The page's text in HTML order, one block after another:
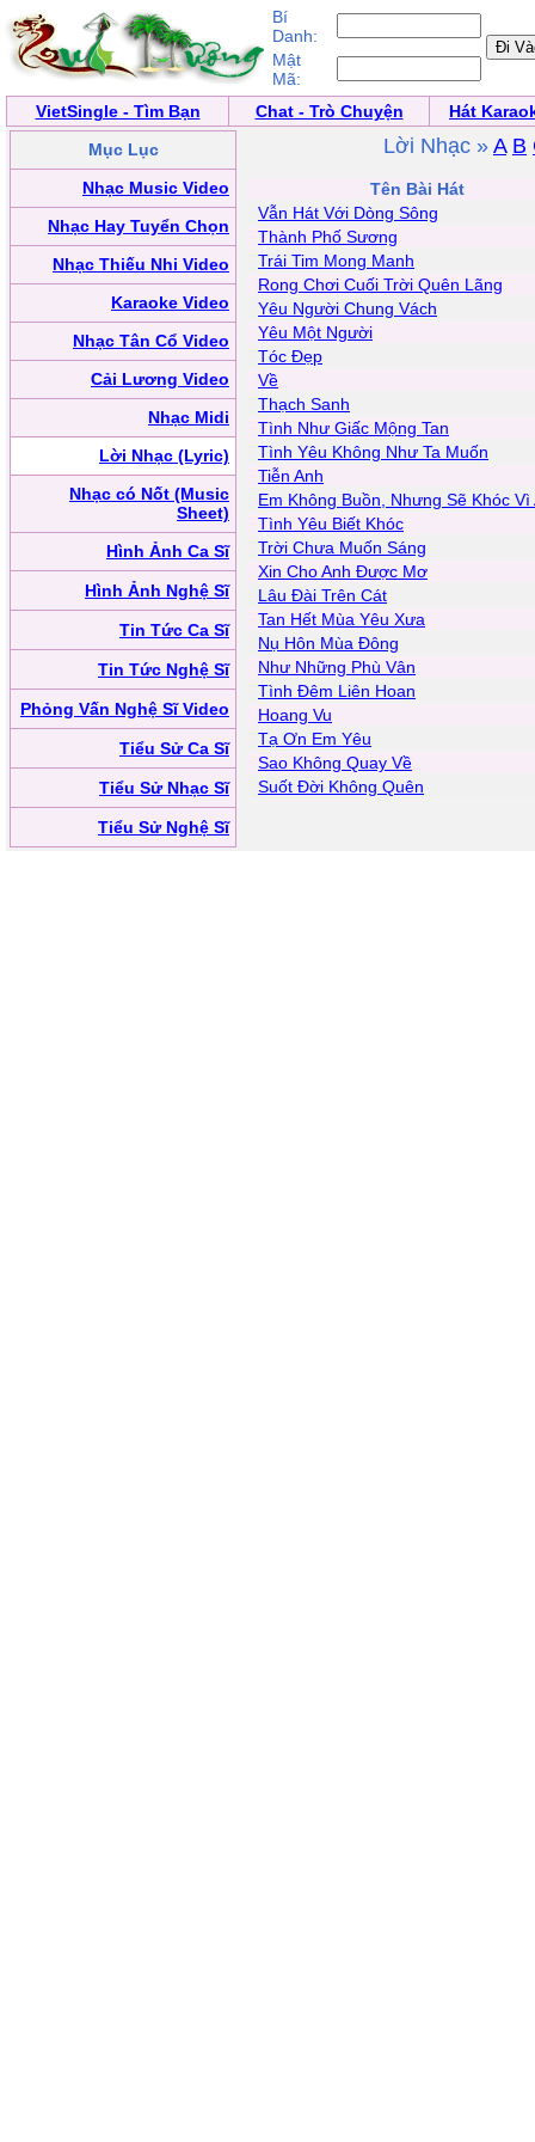
Bí
Danh:
Mật
Mã:
VietSingle - Tìm Bạn
Chat - Trò Chuyện
Hát
Mục Lục
Nhạc Music Video
Nhạc Hay Tuyển Chọn
Nhạc Thiếu Nhi Video
Karaoke Video
Nhạc Tân Cổ Video
Cải Lương Video
Nhạc Midi
Lời Nhạc (Lyric)
Nhạc có Nốt (Music
Sheet)
Hình Ảnh Ca Sĩ
Hình Ảnh Nghệ Sĩ
Tin Tức Ca Sĩ
Tin Tức Nghệ Sĩ
Phỏng Vấn Nghệ Sĩ Video
Tiểu Sử Ca Sĩ
Tiểu Sử Nhạc Sĩ
Tiểu Sử Nghệ Sĩ
Lời Nhạc » A B
Tên Bài Hát
Vẫn Hát Với Dòng Sông
Thành Phố Sương
Trái Tim Mong Manh
Rong Chơi Cuối Trời Quên Lãng
Yêu Người Chung Vách
Yêu Một Người
Tóc Đẹp
Về
Thạch Sanh
Tình Như Giấc Mộng Tan
Tình Yêu Không Như Ta Muốn
Tiễn Anh
Em Không Buồn, Nhưng Sẽ Khóc Vì
Tình Yêu Biết Khóc
Trời Chưa Muốn Sáng
Xin Cho Anh Được Mơ
Lâu Đài Trên Cát
Tan Hết Mùa Yêu Xưa
Nụ Hôn Mùa Đông
Như Những Phù Vân
Tình Đêm Liên Hoan
Hoang Vu
Tạ Ơn Em Yêu
Sao Không Quay Về
Suốt Đời Không Quên